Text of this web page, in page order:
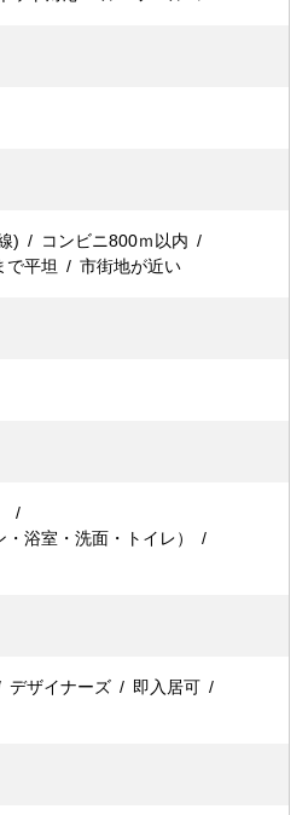
)
コンビニ800ｍ以内
で平坦 市街地が近い
浴室・洗面・トイレ）
デザイナーズ
即入居可